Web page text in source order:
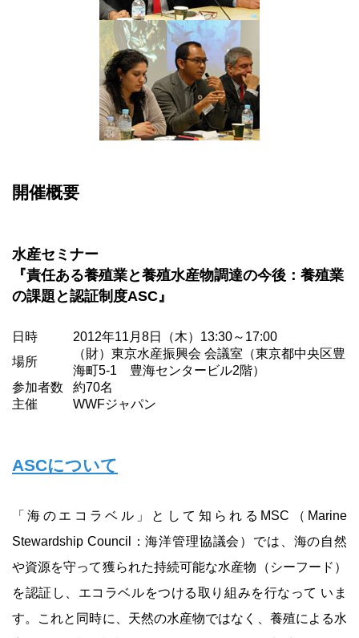
開催概要
水産セミナー
『責任ある養殖業と養殖水産物調達の今後：養殖業
の課題と認証制度ASC』
日時
2012年11月8日（木）13:30～17:00
場所
（財）東京水産振興会 会議室（東京都中央区豊
海町5-1 豊海センタービル2階）
参加者数
約70名
主催
WWFジャパン
ASCについて
「海のエコラベル」として知られるMSC（Marine
Stewardship Council：海洋管理協議会）では、海の自然
や資源を守って獲られた持続可能な水産物（シーフード）
を認証し、エコラベルをつける取り組みを行なって いま
す。これと同時に、天然の水産物ではなく、養殖による水